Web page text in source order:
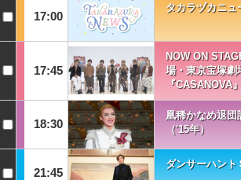
17:00
タカラヅカニュ
17:45
NOW ON
場・東京宝塚劇
『CASANOVA』
18:30
凰稀かなめ退団
（'15年）
21:45
ダンサーハント